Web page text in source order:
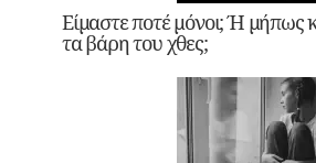
Είμαστε ποτέ μόνοι; Ή μήπως
τα βάρη του χθες;